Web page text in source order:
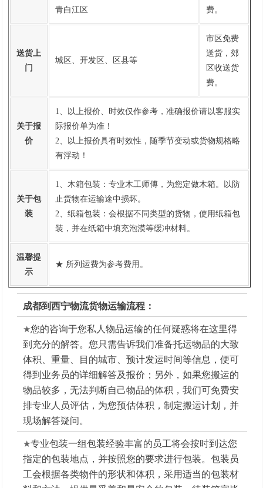
青白江区
费。
送货上
门
城区、开发区、区县等
市区免费
送货，郊
区收送货
费。
关于报
价
1、以上报价、时效仅作参考，准确报价请以客服实
际报价单为准！
2、以上报价具有时效性，随季节变动或货物规格略
有浮动！
关于包
装
1、木箱包装：专业木工师傅，为您定做木箱。以防
止货物在运输途中损坏。
2、纸箱包装：会根据不同类型的货物，使用纸箱包
装，并在纸箱中填充泡漠等缓冲材料。
温馨提
示
★ 所列运费为参考费用。
成都到西宁物流货物运输流程：
★您的咨询于您私人物品运输的任何疑惑将在这里得
到充分的解答。您只需告诉我们准备托运物品的大致
体积、重量、目的城市、预计发运时间等信息，便可
得到业务员的详细解答及报价；另外，如果您搬运的
物品较多，无法判断自己物品的体积，我们可免费安
排专业人员评估，为您预估体积，制定搬运计划，并
现场解答疑问。
★专业包装一组包装经验丰富的员工将会按时到达您
指定的包装地点，并按照您的要求进行包装。包装员
工会根据各类物件的形状和体积，采用适当的包装材